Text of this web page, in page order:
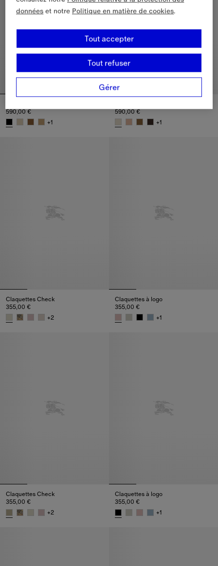
590,00 €
+1
590,00 €
+1
Claquettes Check
355,00 €
+2
Claquettes à logo
355,00 €
+1
Claquettes Check
355,00 €
+2
Claquettes à logo
355,00 €
+1
données et notre Politique en matière de cookies.
Gérer
Tout refuser
Tout accepter